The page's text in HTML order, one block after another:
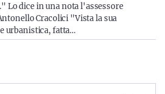
con le ultime news, iscriviti alla
Lo dice in una nota l'assessore
Cracolici "Vista la sua
urbanistica, fatta…